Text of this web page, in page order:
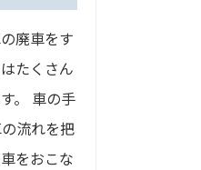
廃車をす
たくさん
。 車の手
流れを把
をおこな